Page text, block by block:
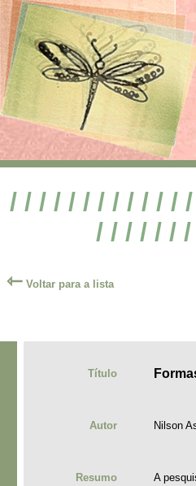
/ / / / / / / / / / / /
/ / / / / /
⇽ Voltar para a lista
Título
Autor Nilson
Resumo
A